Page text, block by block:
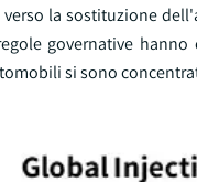
la sostituzione
governative
si sono